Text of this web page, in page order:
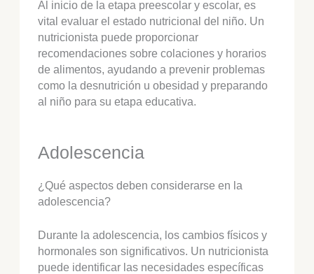
Al inicio de la etapa preescolar y escolar, es
vital evaluar el estado nutricional del niño. Un
nutricionista puede proporcionar
recomendaciones sobre colaciones y horarios
de alimentos, ayudando a prevenir problemas
como la desnutrición u obesidad y preparando
al niño para su etapa educativa.
Adolescencia
¿Qué aspectos deben considerarse en la
adolescencia?
Durante la adolescencia, los cambios físicos y
hormonales son significativos. Un nutricionista
puede identificar las necesidades específicas